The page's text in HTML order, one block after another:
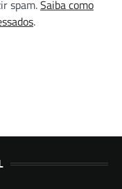
spam.Saiba como
.